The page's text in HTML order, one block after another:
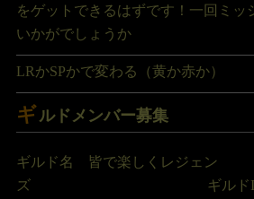
をゲットできるはずです！一回ミッ
いかがでしょうか
LRかSPかで変わる（黄か赤か）
ギ ルドメンバー募集
ギルド名 皆で楽しくレジェン
ズ ギルドID